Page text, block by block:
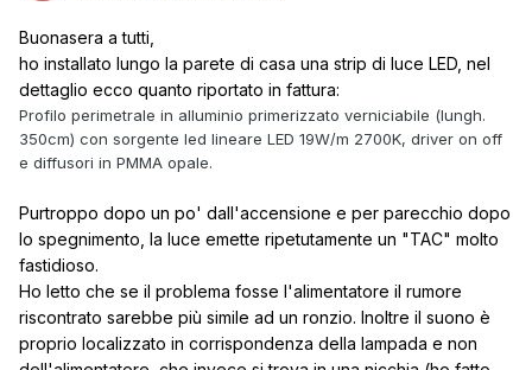
Buonasera a tutti,
ho installato lungo la parete di casa una strip di luce LED, nel
dettaglio ecco quanto riportato in fattura:
Profilo perimetrale in alluminio primerizzato verniciabile (lungh.
350cm) con sorgente led lineare LED 19W/m 2700K, driver on off
e diffusori in PMMA opale.
Purtroppo dopo un po' dall'accensione e per parecchio dopo
lo spegnimento, la luce emette ripetutamente un "TAC" molto
fastidioso.
Ho letto che se il problema fosse l'alimentatore il rumore
riscontrato sarebbe più simile ad un ronzio. Inoltre il suono è
proprio localizzato in corrispondenza della lampada e non